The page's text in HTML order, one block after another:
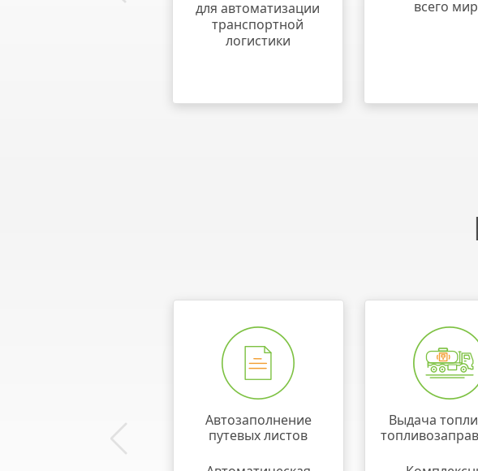
для автоматизации
транспортной
логистики
всего
Автозаполнение
путевых листов
Выдача